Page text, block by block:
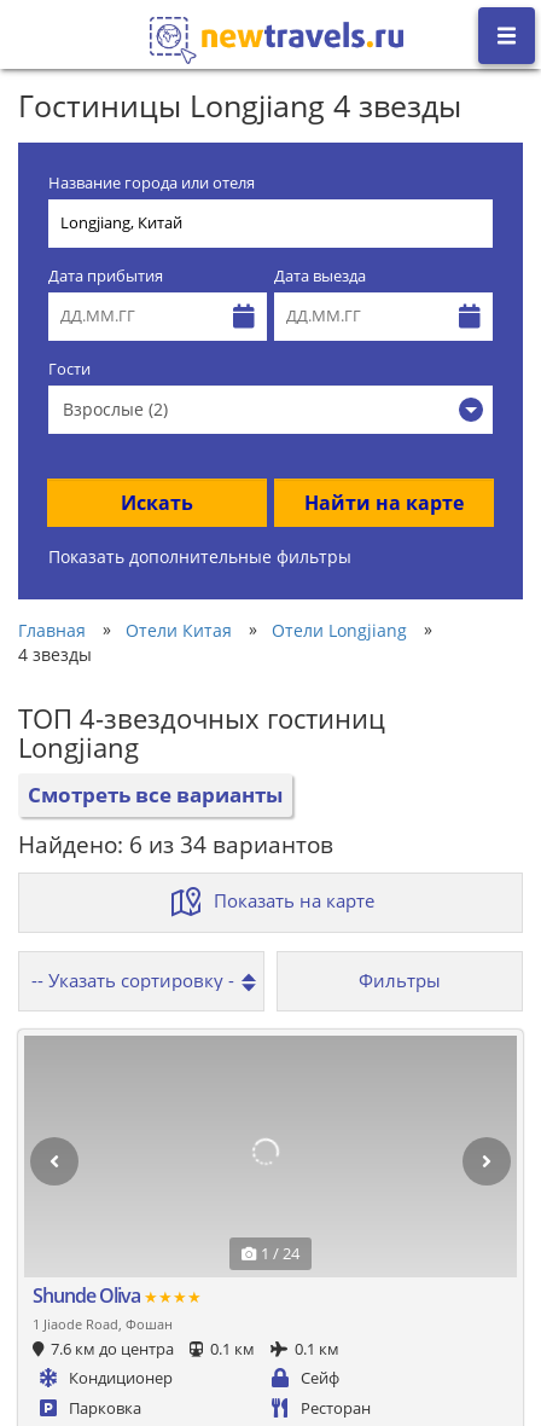
Гостиницы Longjiang 4 звезды
Название города или отеля
Дата прибытия Дата выезда
Гости
Взрослые (2)
Искать Найти на карте
Показать дополнительные фильтры
Главная » Отели Китая » Отели Longjiang
»
4 звезды
ТОП 4-звездочных гостиниц
Longjiang
Смотреть все варианты
Найдено: 6 из 34 вариантов
Показать на карте
Фильтры
1 / 24
Shunde Oliva ★★★★
1 Jiaode Road, Фошан
7.6 км до центра 0.1 км
0.1 км
Кондиционер
Сейф
Парковка
Ресторан